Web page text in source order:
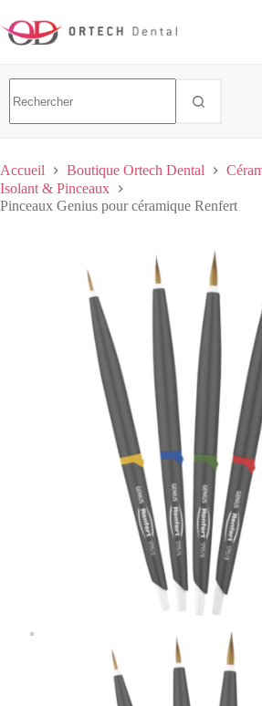
Accueil Boutique Ortech Dental
Isolant & Pinceaux
Pinceaux Genius pour céramique Renfert